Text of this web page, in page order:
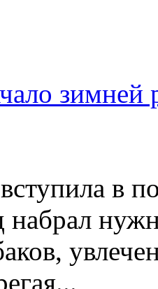
зимней
в
набрал